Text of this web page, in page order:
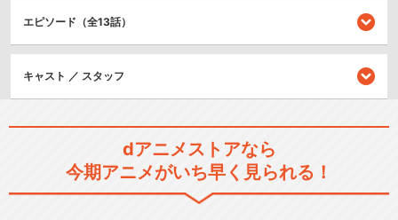
アクション/バトル
戦争/ミリタリー
フルメタル・パニック!
エピソード（全13話）
キャスト ／ スタッフ
dアニメストアなら
今期アニメがいち早く見られる！